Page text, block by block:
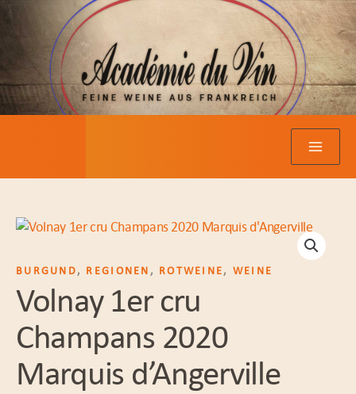
Zum
springen
BURGUND, REGIONEN , ROTWEINE, WEINE
Volnay 1er cru
Champans 2020
Marquis d’Angerville